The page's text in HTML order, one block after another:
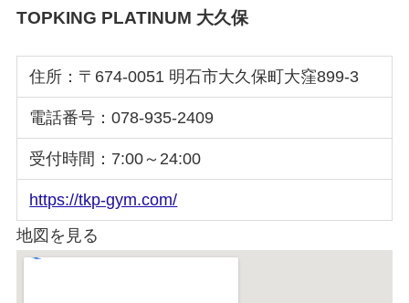
TOPKING PLATINUM 大久保
住所：〒674-0051 明石市大久保町大窪899-3
電話番号：078-935-2409
受付時間：7:00～24:00
https://tkp-gym.com/
地図を見る